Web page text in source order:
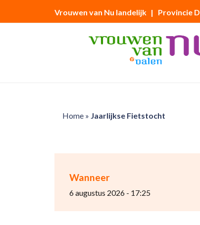
Vrouwen van Nu landelijk | Provincie
Home» Jaarlijkse Fietstocht
Wanneer
6 augustus 2026 - 17:25